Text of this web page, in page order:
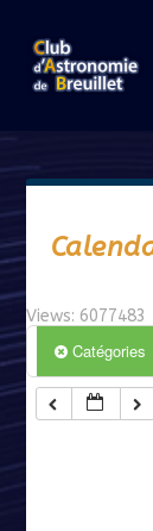
Views: 6077483
Catégories